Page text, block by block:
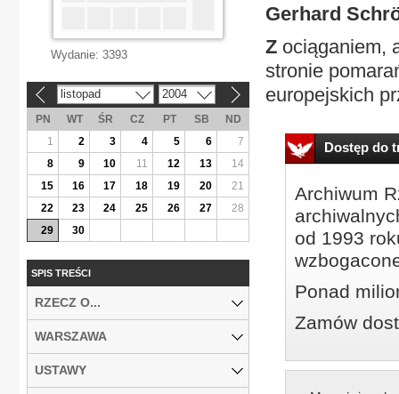
Gerhard
Z ociąganiem,
stronie
europejskich
Dostęp do
Archiwum
od 1993
Ponad
Zamów
Wydanie: 3393
listopad 2004
PN WT ŚR CZ PT SB
ND
1
2 3 4 5 6
7
8
9 10 11 12 13
14
15
16 17 18 19 20
21
22
23 24 25 26 27
28
29
30
SPIS TREŚCI
RZECZ O...
WARSZAWA
USTAWY